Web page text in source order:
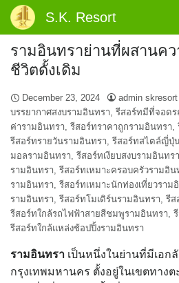
Skip
S.K. Resort
รามอินทราย่านที่ผสานค
ชีวิตดั้งเดิม
December 23, 2024 admin skresort
บรรยากาศสงบรามอินทรา, รีสอร์ทมีที่จอดร
ค่ารามอินทรา, รีสอร์ทราคาถูกรามอินทรา,
รีสอร์ทรายวันรามอินทรา, รีสอร์ทสไตล์ญี่ปุ่
มอลรามอินทรา, รีสอร์ทเงียบสงบรามอินทรา
รามอินทรา, รีสอร์ทเหมาะครอบครัวรามอิน
รามอินทรา, รีสอร์ทเหมาะนักท่องเที่ยวราม
รามอินทรา, รีสอร์ทโมเดิร์นรามอินทรา, รีส
รีสอร์ทใกล้รถไฟฟ้าสายสีชมพูรามอินทรา,
รีสอร์ทใกล้แหล่งช้อปปิ้งรามอินทรา
รามอินทรา เป็นหนึ่งในย่านที่มีเอก
กรุงเทพมหานคร ตั้งอยู่ในเขตทางต